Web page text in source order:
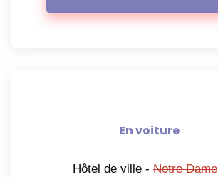
En voiture
Hôtel de ville - Notre Dame